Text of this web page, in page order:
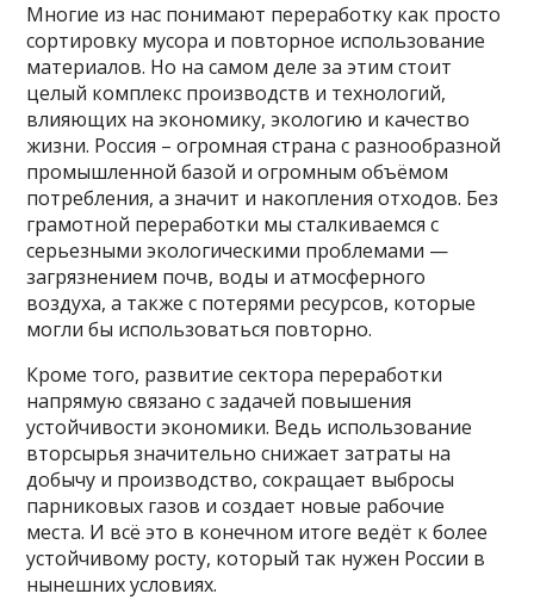
Многие из нас понимают переработку как просто
сортировку мусора и повторное использование
материалов. Но на самом деле за этим стоит
целый комплекс производств и технологий,
влияющих на экономику, экологию и качество
жизни. Россия – огромная страна с разнообразной
промышленной базой и огромным объёмом
потребления, а значит и накопления отходов. Без
грамотной переработки мы сталкиваемся с
серьезными экологическими проблемами —
загрязнением почв, воды и атмосферного
воздуха, а также с потерями ресурсов, которые
могли бы использоваться повторно.
Кроме того, развитие сектора переработки
напрямую связано с задачей повышения
устойчивости экономики. Ведь использование
вторсырья значительно снижает затраты на
добычу и производство, сокращает выбросы
парниковых газов и создает новые рабочие
места. И всё это в конечном итоге ведёт к более
устойчивому росту, который так нужен России в
нынешних условиях.